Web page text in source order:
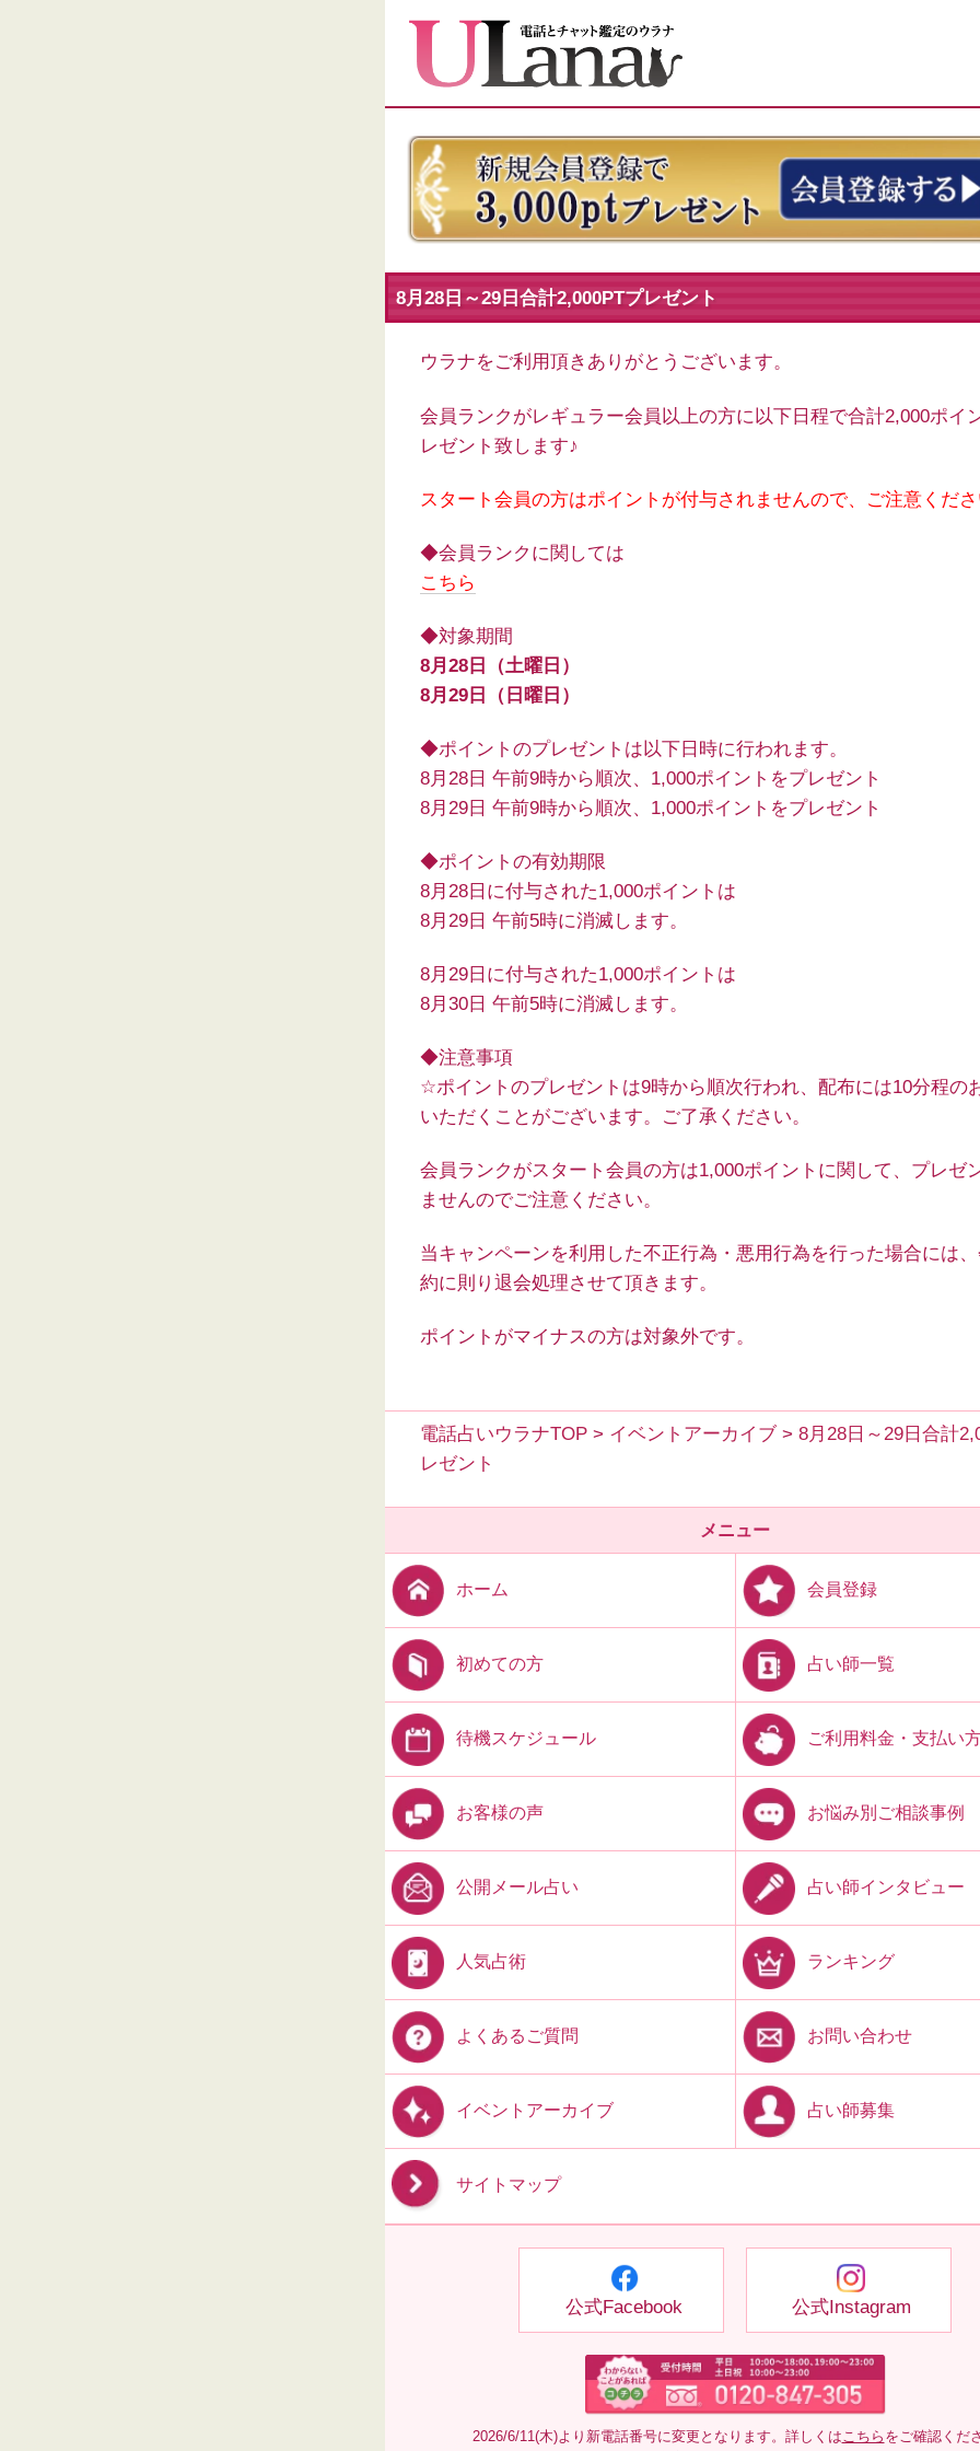
8月28日～29日合計2,000PTプレゼント
ウラナをご利用頂きありがとうございます。
会員ランクがレギュラー会員以上の方に以下日程で合計2,000ポイ
レゼント致します♪
スタート会員の方はポイントが付与されませんので、ご注意くだ
◆会員ランクに関しては
こちら
◆対象期間
8月28日（土曜日）
8月29日（日曜日）
◆ポイントのプレゼントは以下日時に行われます。
8月28日 午前9時から順次、1,000ポイントをプレゼント
8月29日 午前9時から順次、1,000ポイントをプレゼント
◆ポイントの有効期限
8月28日に付与された1,000ポイントは
8月29日 午前5時に消滅します。
8月29日に付与された1,000ポイントは
8月30日 午前5時に消滅します。
◆注意事項
☆ポイントのプレゼントは9時から順次行われ、配布には10分程の
いただくことがございます。ご了承ください。
会員ランクがスタート会員の方は1,000ポイントに関して、プレゼ
ませんのでご注意ください。
当キャンペーンを利用した不正行為・悪用行為を行った場合には
約に則り退会処理させて頂きます。
ポイントがマイナスの方は対象外です。
電話占いウラナTOP > イベントアーカイブ > 8月28日～29日合計
レゼント
メニュー
ホーム 会員登録
初めての方 占い師一覧
待機スケジュール ご利用料金・支払い
お客様の声 お悩み別ご相談事例
公開メール占い 占い師インタビュー
人気占術 ランキング
よくあるご質問 お問い合わせ
イベントアーカイブ 占い師募集
サイトマップ
公式Facebook 公式Instagram
2026/6/11(木)より新電話番号に変更となります。詳しくは こちら をご確認くだ